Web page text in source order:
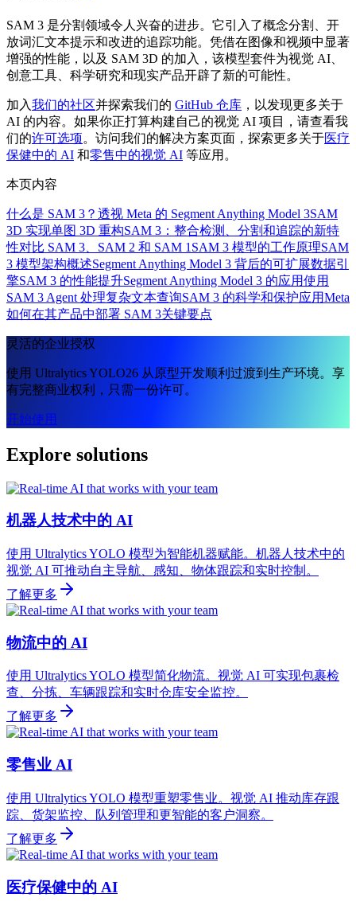
SAM 3 是分割领域令人兴奋的进步。它引入了概念分割、开
放词汇文本提示和改进的追踪功能。凭借在图像和视频中显著
增强的性能，以及 SAM 3D 的加入，该模型套件为视觉 AI、
创意工具、科学研究和现实产品开辟了新的可能性。
加入我们的社区并探索我们的 GitHub 仓库 ，以发现更多关于
AI 的内容。如果你正打算构建自己的视觉 AI 项目，请查看我
们的许可选项。访问我们的解决方案页面，探索更多关于医疗
保健中的 AI 和零售中的视觉 AI 等应用。
本页内容
什么是 SAM 3？透视 Meta 的 Segment Anything Model 3SAM
3D 实现单图 3D 重构SAM 3：整合检测、分割和追踪的新特
性对比 SAM 3、SAM 2 和 SAM 1 SAM 3 模型的工作原理SAM
3 模型架构概述Segment Anything Model 3 背后的可扩展数据引
擎SAM 3 的性能提升Segment Anything Model 3 的应用使用
SAM 3 Agent 处理复杂文本查询SAM 3 的科学和保护应用Meta
如何在其产品中部署 SAM 3关键要点
灵活的企业授权
使用 Ultralytics YOLO26 从原型开发顺利过渡到生产环境。享
有完整商业权利，只需一份许可。
开始使用
Explore solutions
机器人技术中的 AI
使用 Ultralytics YOLO 模型为智能机器赋能。机器人技术中的
视觉 AI 可推动自主导航、感知、物体跟踪和实时控制。
了解更多
物流中的 AI
使用 Ultralytics YOLO 模型简化物流。视觉 AI 可实现包裹检
查、分拣、车辆跟踪和实时仓库安全监控。
了解更多
零售业 AI
使用 Ultralytics YOLO 模型重塑零售业。视觉 AI 推动库存跟
踪、货架监控、队列管理和更智能的客户洞察。
了解更多
医疗保健中的 AI